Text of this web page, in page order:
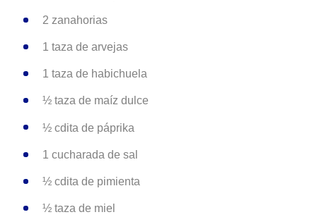
2 zanahorias
1 taza de arvejas
1 taza de habichuela
½ taza de maíz dulce
½ cdita de páprika
1 cucharada de sal
½ cdita de pimienta
½ taza de miel